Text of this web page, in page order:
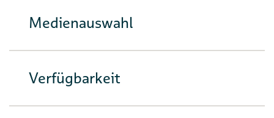
Medienauswahl
Verfügbarkeit